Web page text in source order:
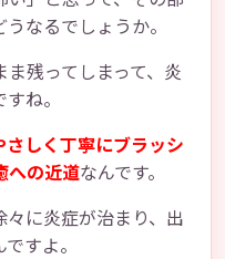
なるでしょうか。
残ってしまって、炎
ね。
しく丁寧にブラッシ
への近道なんです。
に炎症が治まり、出
すよ。